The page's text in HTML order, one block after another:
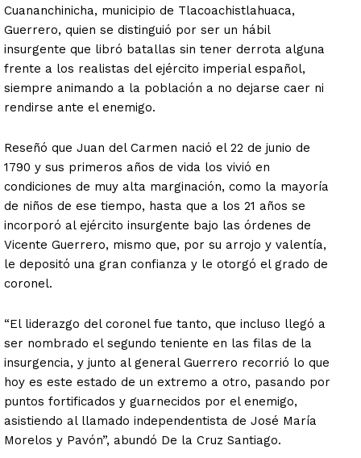
Cuananchinicha, municipio de Tlacoachistlahuaca,
Guerrero, quien se distinguió por ser un hábil
insurgente que libró batallas sin tener derrota alguna
frente a los realistas del ejército imperial español,
siempre animando a la población a no dejarse caer ni
rendirse ante el enemigo.
Reseñó que Juan del Carmen nació el 22 de junio de
1790 y sus primeros años de vida los vivió en
condiciones de muy alta marginación, como la mayoría
de niños de ese tiempo, hasta que a los 21 años se
incorporó al ejército insurgente bajo las órdenes de
Vicente Guerrero, mismo que, por su arrojo y valentía,
le depositó una gran confianza y le otorgó el grado de
coronel.
“El liderazgo del coronel fue tanto, que incluso llegó a
ser nombrado el segundo teniente en las filas de la
insurgencia, y junto al general Guerrero recorrió lo que
hoy es este estado de un extremo a otro, pasando por
puntos fortificados y guarnecidos por el enemigo,
asistiendo al llamado independentista de José María
Morelos y Pavón”, abundó De la Cruz Santiago.